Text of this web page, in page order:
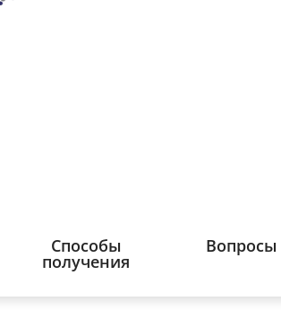
Способы
получения
Вопросы